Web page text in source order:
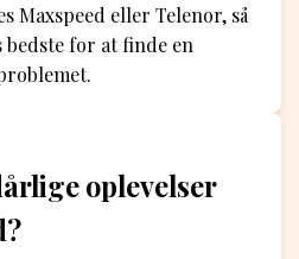
Maxspeed eller Telenor, så
for at finde en
oplevelser